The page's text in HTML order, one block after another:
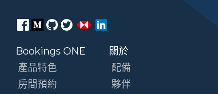
Bookings ONE
產品特色
房間預約
關於
配備
夥伴